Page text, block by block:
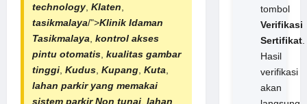
technology, Klaten,
tasikmalaya/">Klinik Idaman
Tasikmalaya, kontrol akses
pintu otomatis, kualitas gambar
tinggi, Kudus, Kupang, Kuta,
lahan parkir yang memakai
sistem parkir Non tunai, lahan
tombol
Verifikasi
Sertifikat.
Hasil
verifikasi
akan